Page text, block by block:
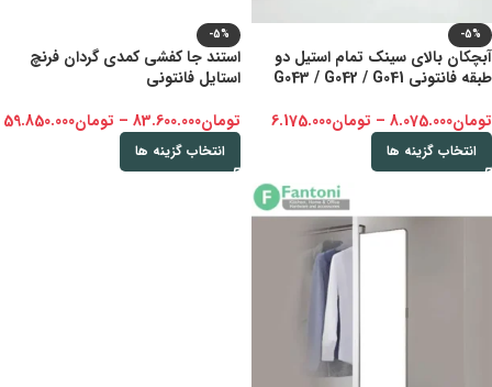
-5%
آبچکان بالای سینک تمام استیل دو
طبقه فانتونی G043 / G042 / G041
تومان8.075.000
– تومان6.175.000
انتخاب گزینه ها
-5%
استند جا کفشی کمدی گردان فرنچ
استایل فانتونی
تومان83.600.000
– تومان59.850.000
انتخاب گزینه ها